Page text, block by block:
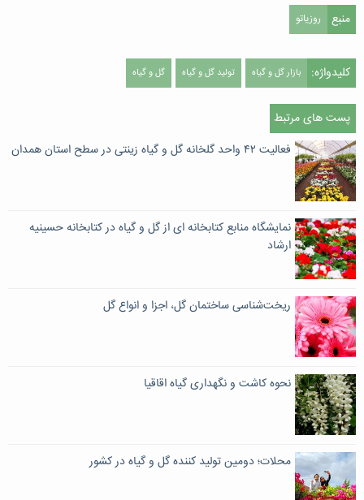
منبع روزیاتو
کلیدواژه: بازار گل و گیاه تولید گل و گیاه گل و گیاه
پست های مرتبط
فعالیت ۴۲ واحد گلخانه گل و گیاه زینتی در سطح استان همدان
نمایشگاه منابع کتابخانه ای از گل و گیاه در کتابخانه حسینیه
ارشاد
ریخت‌شناسی ساختمان گل، اجزا و انواع گل
نحوه کاشت و نگهداری گیاه اقاقیا
محلات؛ دومین تولید کننده گل و گیاه در کشور